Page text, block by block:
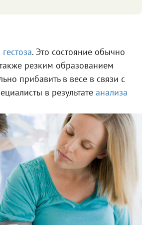
гестоза. Это состояние обычно
резким образованием
прибавить в весе в связи с
в результате анализа